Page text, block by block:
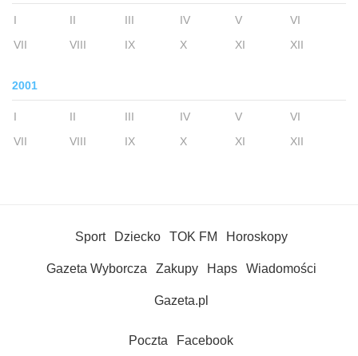
I II III IV V
VI
VII
VIII IX X XI XII
2001
I II III IV V
VI
VII
VIII IX X XI XII
Sport Dziecko TOK FM Horoskopy
Gazeta Wyborcza Zakupy Haps Wiadomości
Gazeta.pl
Poczta Facebook